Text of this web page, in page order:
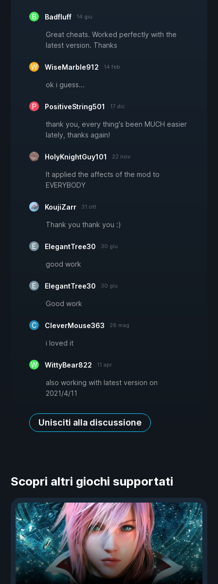
Badfluff 14 giu
Great cheats. Worked perfectly with the
latest version. Thanks
WiseMarble912 14 feb
ok i guess...
PositiveString501 17 dic
thank you, every thing's been MUCH easier
lately, thanks again!
HolyKnightGuy101 22 nov
It applied the affects of the mod to
EVERYBODY
KoujiZarr 31 ott
Thank you thank you :)
ElegantTree30 30 giu
good work
ElegantTree30 30 giu
Good work
CleverMouse363 28 mag
i loved it
WittyBear822 11 apr
also working with latest version on
2021/4/11
Unisciti alla discussione
Scopri altri giochi supportati